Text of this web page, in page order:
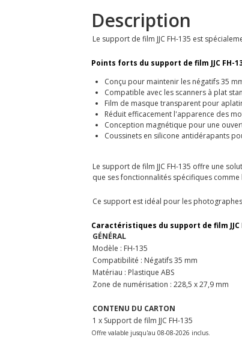
Description
Le support de film JJC FH-135 est
Points forts du support de film JJC FH-
Conçu pour maintenir les négatifs 35
Compatible avec les scanners à plat
Film de masque transparent pour
Réduit efficacement l'apparence des
Conception magnétique pour une
Coussinets en silicone antidérapants
Le support de film JJC FH-135 offre une
que ses fonctionnalités spécifiques
Ce support est idéal pour les
Caractéristiques du support de film
GÉNÉRAL
Modèle : FH-135
Compatibilité : Négatifs 35 mm
Matériau : Plastique ABS
Zone de numérisation : 228,5 x 27,9 mm
CONTENU DU CARTON
1 x Support de film JJC FH-135
Offre valable jusqu'au 08-08-2026 inclus.